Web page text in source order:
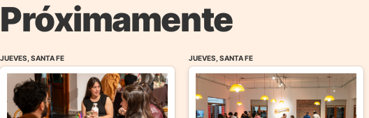
Próximamente
JUEVES, SANTA FE JUEVES, SANTA FE